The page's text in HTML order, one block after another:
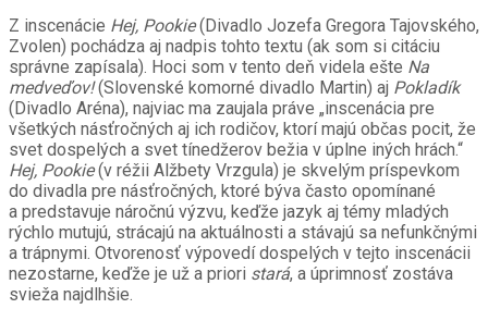
Z inscenácie Hej, Pookie(Divadlo Jozefa Gregora Tajovského,
Zvolen) pochádza aj nadpis tohto textu (ak som si citáciu
správne zapísala). Hoci som v tento deň videla ešte Na
medveďov!(Slovenské komorné divadlo Martin) aj Pokladík
(Divadlo Aréna), najviac ma zaujala práve „inscenácia pre
všetkých násťročných aj ich rodičov, ktorí majú občas pocit, že
svet dospelých a svet tínedžerov bežia v úplne iných hrách.“
Hej, Pookie(v réžii Alžbety Vrzgula) je skvelým príspevkom
do divadla pre násťročných, ktoré býva často opomínané
a predstavuje náročnú výzvu, keďže jazyk aj témy mladých
rýchlo mutujú, strácajú na aktuálnosti a stávajú sa nefunkčnými
a trápnymi. Otvorenosť výpovedí dospelých v tejto inscenácii
nezostarne, keďže je už a priori stará, a úprimnosť zostáva
svieža najdlhšie.